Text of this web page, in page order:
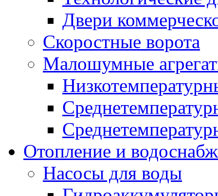
Двери
Скоростные ворота
Малошумные
Отопление и
Насосы для воды